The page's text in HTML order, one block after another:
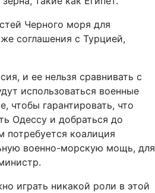
Черного моря для
соглашения с Турцией,
и ее нельзя сравнивать с
использоваться военные
чтобы гарантировать, что
Одессу и добраться до
потребуется коалиция
военно-морскую мощь, для
играть никакой роли в этой